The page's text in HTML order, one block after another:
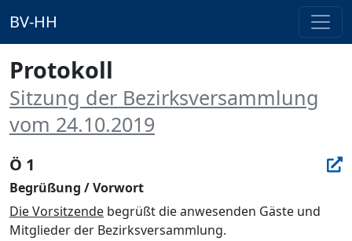
BV-HH
Protokoll
Sitzung der Bezirksversammlung
vom 24.10.2019
Ö 1
Begrüßung / Vorwort
Die Vorsitzende begrüßt die anwesenden Gäste und
Mitglieder der Bezirksversammlung.